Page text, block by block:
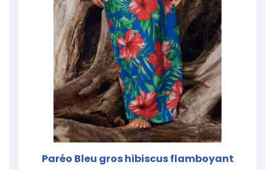
Paréo Bleu gros hibiscus flamboyant